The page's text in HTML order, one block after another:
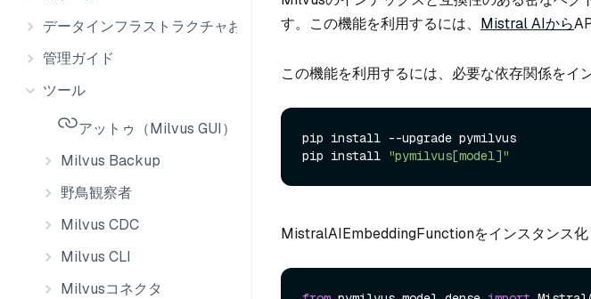
データインフラストラクチャおよび統合
管理ガイド
ツール
アットゥ（Milvus GUI）
Milvus Backup
野鳥観察者
Milvus CDC
Milvus CLI
Milvusコネクタ
す。この機能を利用するには、 Mistral AIから
この機能を利用するには、必要な依存関係をイ
pip install --upgrade pymilvus
pip install "pymilvus[model]"
MistralAIEmbeddingFunctionをインスタンス化